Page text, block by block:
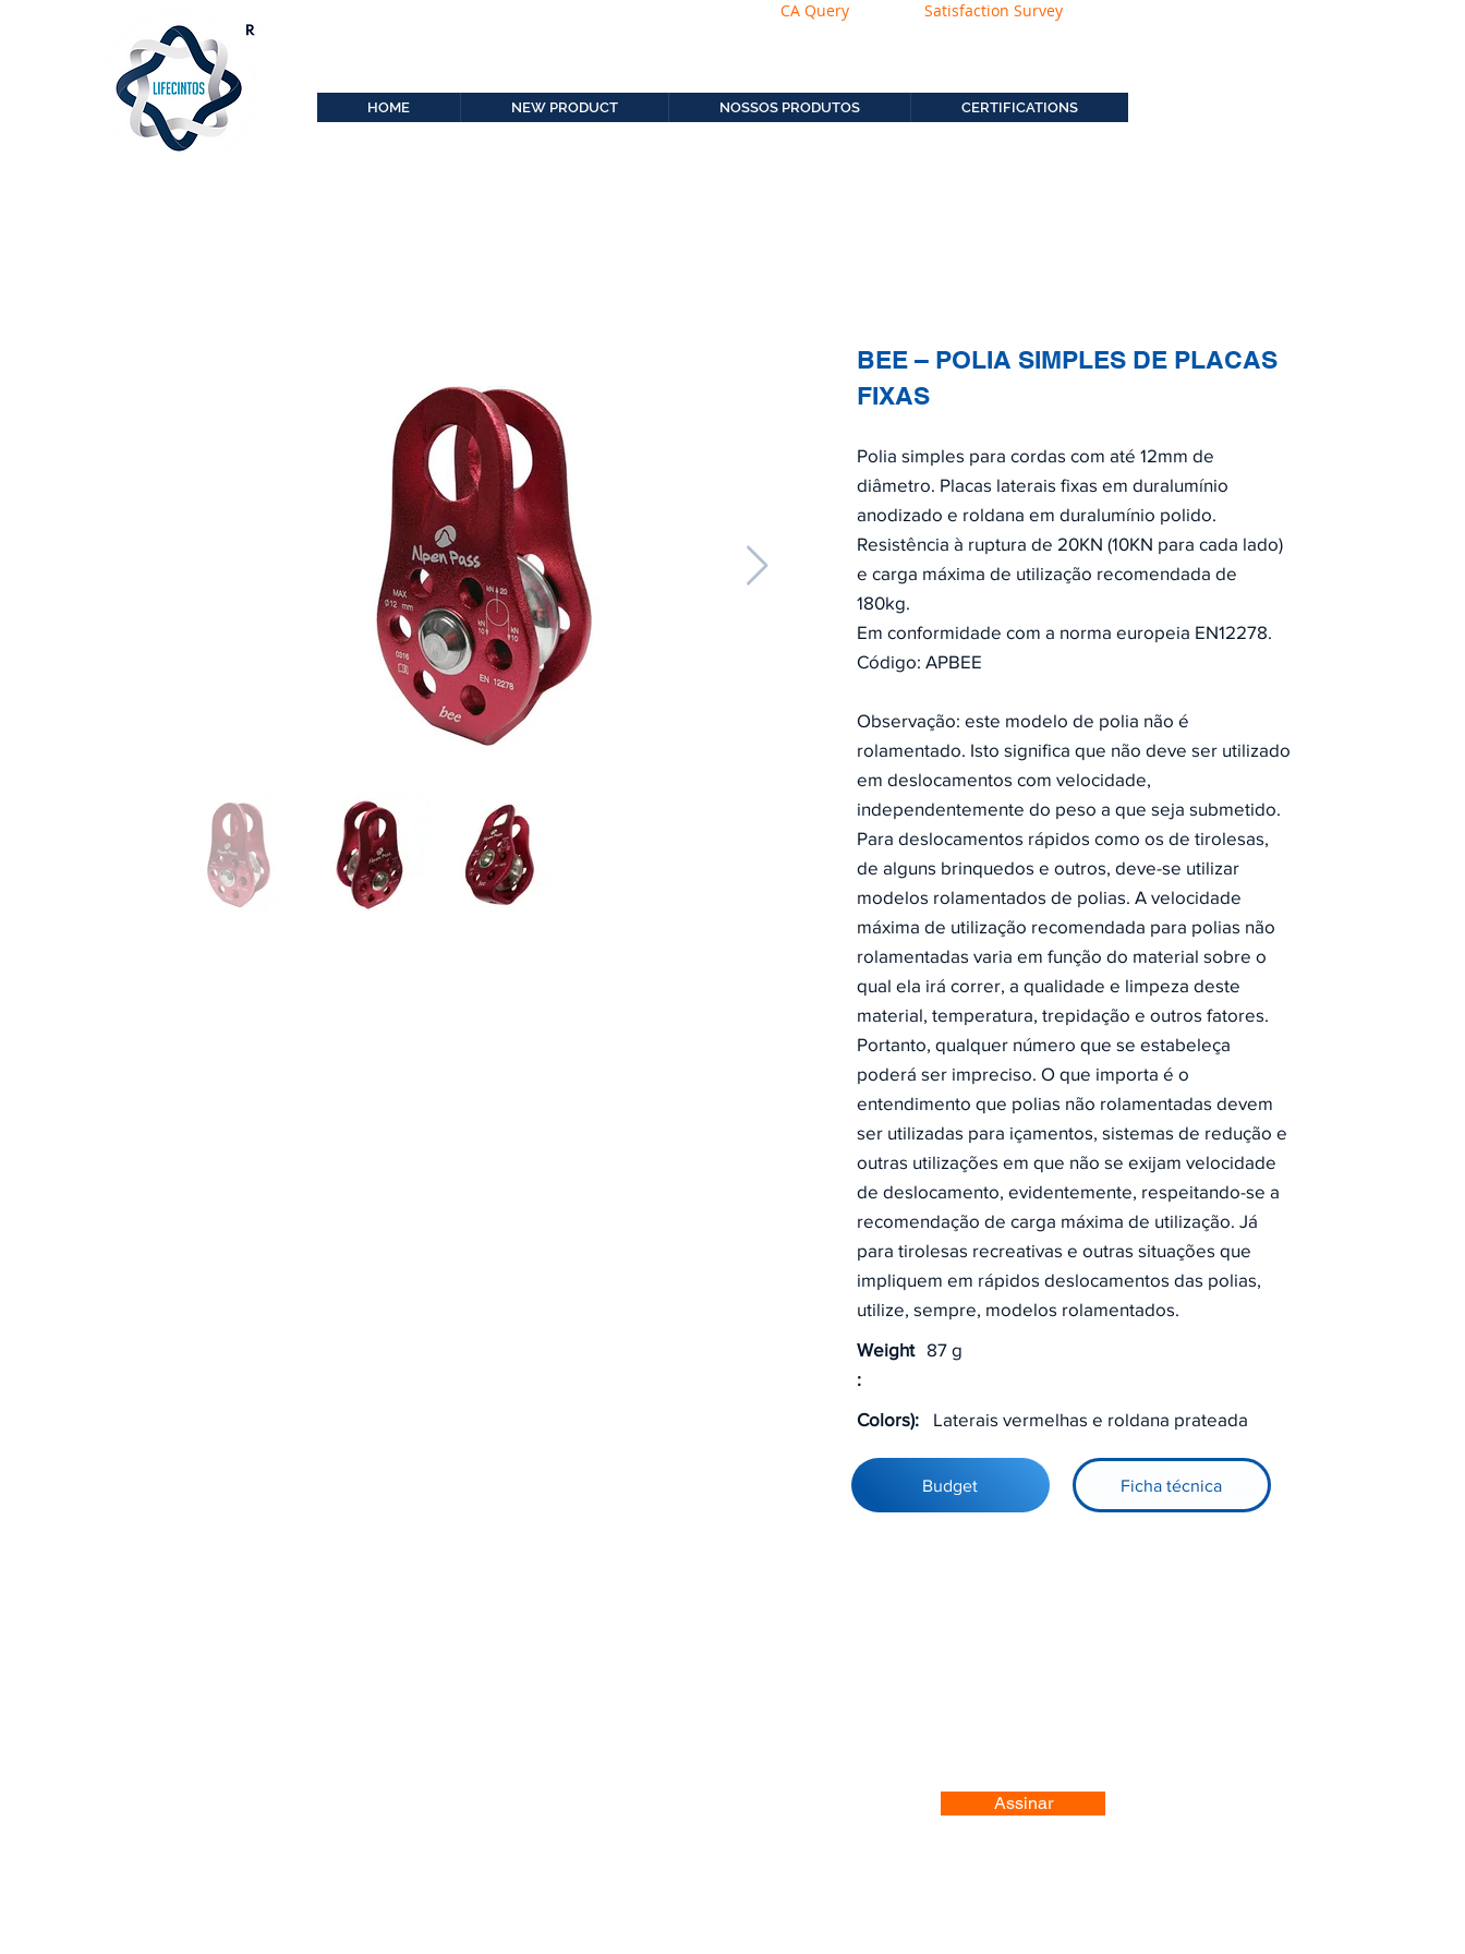
HOME NEW PRODUCT NOSSOS PRODUTOS CERTIFICATIONS
CA Query Satisfaction Survey
BEE – POLIA SIMPLES DE PLACAS
FIXAS
Polia simples para cordas com até 12mm de
diâmetro. Placas laterais fixas em duralumínio
anodizado e roldana em duralumínio polido.
Resistência à ruptura de 20KN (10KN para cada lado)
e carga máxima de utilização recomendada de
180kg.
Em conformidade com a norma europeia EN12278.
Código: APBEE
Observação: este modelo de polia não é
rolamentado. Isto significa que não deve ser utilizado
em deslocamentos com velocidade,
independentemente do peso a que seja submetido.
Para deslocamentos rápidos como os de tirolesas,
de alguns brinquedos e outros, deve-se utilizar
modelos rolamentados de polias. A velocidade
máxima de utilização recomendada para polias não
rolamentadas varia em função do material sobre o
qual ela irá correr, a qualidade e limpeza deste
material, temperatura, trepidação e outros fatores.
Portanto, qualquer número que se estabeleça
poderá ser impreciso. O que importa é o
entendimento que polias não rolamentadas devem
ser utilizadas para içamentos, sistemas de redução e
outras utilizações em que não se exijam velocidade
de deslocamento, evidentemente, respeitando-se a
recomendação de carga máxima de utilização. Já
para tirolesas recreativas e outras situações que
impliquem em rápidos deslocamentos das polias,
utilize, sempre, modelos rolamentados.
Weight
:
87 g
Colors): Laterais vermelhas e roldana prateada
Budget Ficha técnica
Assinar